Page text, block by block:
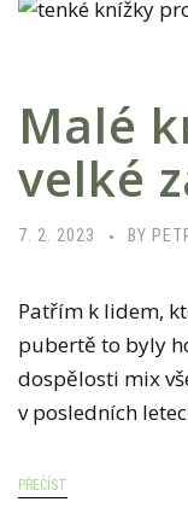
Malé
velké
7. 2. 2023 BY
Patřím k lidem,
pubertě to byly
dospělosti mix
v posledních
PŘEČÍST